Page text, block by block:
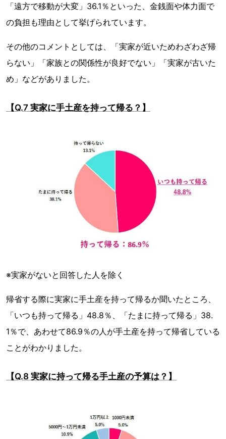
「遠方で移動が大変」36.1％といった、金銭面や体力面で
の負担も理由として挙げられています。
その他のコメントとしては、「実家が近いためわざわざ帰
らない」「家族との関係性が良好でない」「実家が古いた
め」などがありました。
【Q.7 実家に手土産を持って帰る？】
※実家がないと回答した人を除く
帰省する際に実家に手土産を持って帰るか聞いたところ、
「いつも持って帰る」48.8％、「たまに持って帰る」38.
1％で、あわせて86.9％の人が手土産を持って帰省している
ことがわかりました。
【Q.8 実家に持って帰る手土産の予算は？】